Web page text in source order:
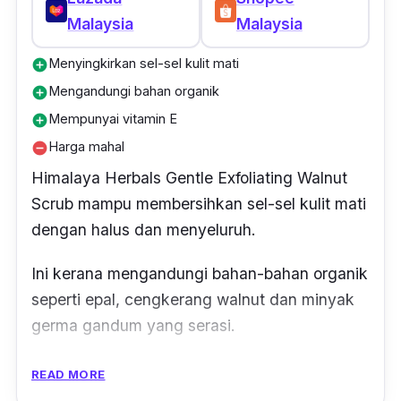
Malaysia
Malaysia
add_circleMenyingkirkan sel-sel kulit mati
add_circleMengandungi bahan organik
add_circleMempunyai vitamin E
remove_circleHarga mahal
Himalaya Herbals Gentle Exfoliating Walnut
Scrub mampu membersihkan sel-sel kulit mati
dengan halus dan menyeluruh.
Ini kerana mengandungi bahan-bahan organik
seperti epal, cengkerang walnut dan minyak
germa gandum yang serasi.
Malah mampu berfungsi membuang sel-sel
READ MORE